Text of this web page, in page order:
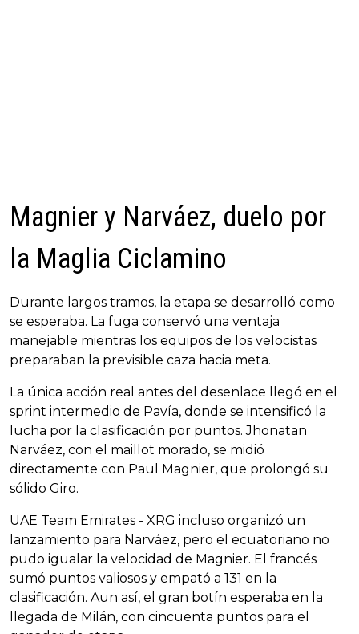
Magnier y Narváez, duelo por
la Maglia Ciclamino
Durante largos tramos, la etapa se desarrolló como
se esperaba. La fuga conservó una ventaja
manejable mientras los equipos de los velocistas
preparaban la previsible caza hacia meta.
La única acción real antes del desenlace llegó en el
sprint intermedio de Pavía, donde se intensificó la
lucha por la clasificación por puntos. Jhonatan
Narváez, con el maillot morado, se midió
directamente con Paul Magnier, que prolongó su
sólido Giro.
UAE Team Emirates - XRG incluso organizó un
lanzamiento para Narváez, pero el ecuatoriano no
pudo igualar la velocidad de Magnier. El francés
sumó puntos valiosos y empató a 131 en la
clasificación. Aun así, el gran botín esperaba en la
llegada de Milán, con cincuenta puntos para el